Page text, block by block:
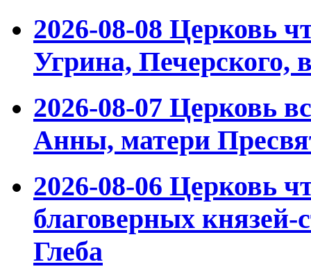
2026-08-08 Церковь
Угрина, Печерского,
2026-08-07 Церковь
Анны, матери
2026-08-06 Церковь
благоверных князей-
Глеба